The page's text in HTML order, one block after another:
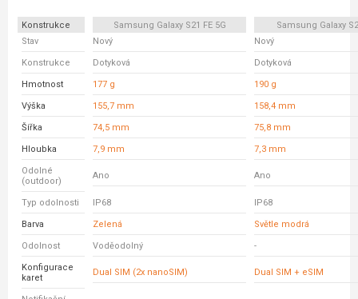
Konstrukce Samsung Galaxy S21 FE 5G
Samsung Galaxy
Stav
Nový Nový
Konstrukce Dotyková Dotyková
Hmotnost 177 g 190 g
Výška 155,7 mm 158,4 mm
Šířka 74,5 mm 75,8 mm
Hloubka 7,9 mm 7,3 mm
Odolné
(outdoor)
Ano Ano
Typ odolnosti IP68 IP68
Barva Zelená Světle modrá
Odolnost Voděodolný -
Konfigurace
karet
Dual SIM (2x nanoSIM) Dual SIM + eSIM